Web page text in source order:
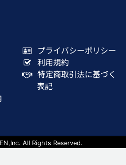
プライバシーポリシー
利用規約
特定商取引法に基づく
表記
All Rights Reserved.